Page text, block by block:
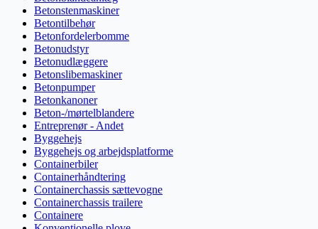
Betonstenmaskiner
Betontilbehør
Betonfordelerbomme
Betonudstyr
Betonudlæggere
Betonslibemaskiner
Betonpumper
Betonkanoner
Beton-/mørtelblandere
Entreprenør - Andet
Byggehejs
Byggehejs og arbejdsplatforme
Containerbiler
Containerhåndtering
Containerchassis sættevogne
Containerchassis trailere
Containere